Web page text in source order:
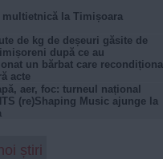
multietnică la Timișoara
de kg de deșeuri găsite de
după ce au
un bărbat care recondiționa
acte
aer, foc: turneul național
(re)Shaping Music ajunge la
știri